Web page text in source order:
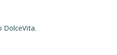
DolceVita.